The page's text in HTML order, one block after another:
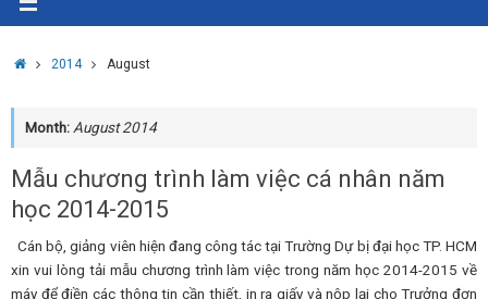
Home2014 August
Month: August 2014
Mẫu chương trình làm việc cá nhân năm
học 2014-2015
Cán bộ, giảng viên hiện đang công tác tại Trường Dự bị đại học TP. HCM
xin vui lòng tải mẫu chương trình làm việc trong năm học 2014-2015 về
máy để điền các thông tin cần thiết, in ra giấy và nộp lại cho Trưởng đơn